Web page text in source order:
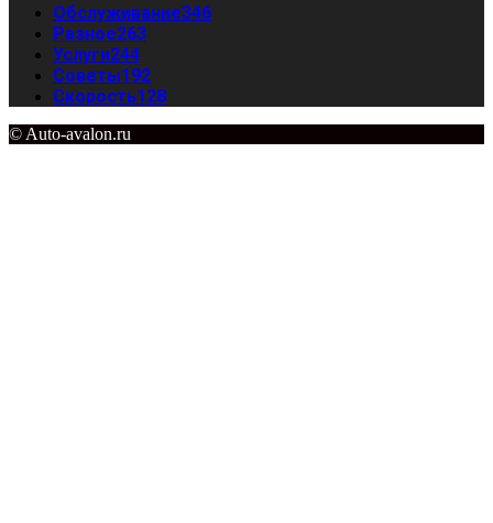
Обслуживание346
Разное263
Услуги244
Советы192
Скорость128
© Auto-avalon.ru